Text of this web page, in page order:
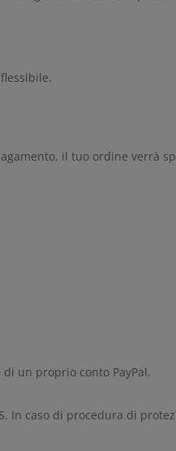
il tuo ordine verrà
un proprio conto PayPal.
In caso di procedura di